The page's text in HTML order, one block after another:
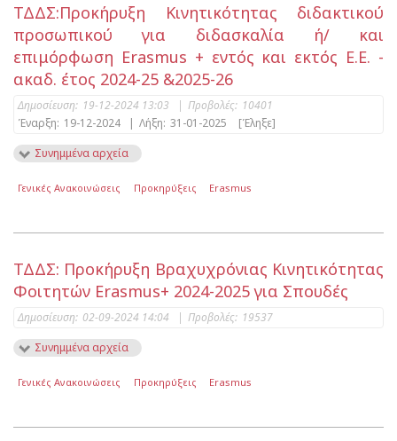
ΤΔΔΣ:Προκήρυξη Κινητικότητας διδακτικού
προσωπικού για διδασκαλία ή/ και
επιμόρφωση Erasmus + εντός και εκτός Ε.Ε. -
ακαδ. έτος 2024-25 &2025-26
Δημοσίευση: 19-12-2024 13:03 | Προβολές: 10401
Έναρξη: 19-12-2024 | Λήξη: 31-01-2025
[Έληξε]
Συνημμένα αρχεία
Γενικές Ανακοινώσεις Προκηρύξεις Erasmus
ΤΔΔΣ: Προκήρυξη Βραχυχρόνιας Kινητικότητας
Φοιτητών Erasmus+ 2024-2025 για Σπουδές
Δημοσίευση: 02-09-2024 14:04 | Προβολές: 19537
Συνημμένα αρχεία
Γενικές Ανακοινώσεις Προκηρύξεις Erasmus